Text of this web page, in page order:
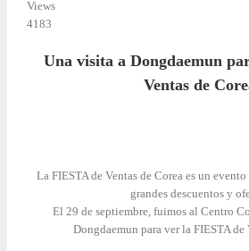
Views
4183
Una visita a Dongdaemun
Ventas de
La FIESTA de Ventas de Corea es un
grandes descuentos y
El 29 de septiembre, fuimos al Centro
Dongdaemun para ver la FIESTA de